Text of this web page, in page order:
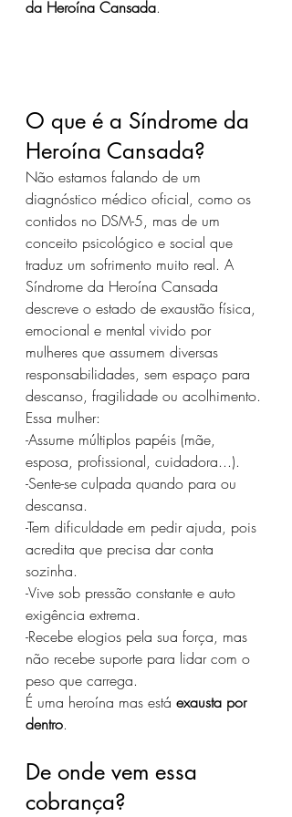
da Heroína Cansada.
O que é a Síndrome da
Heroína Cansada?
Não estamos falando de um
diagnóstico médico oficial, como os
contidos no DSM-5, mas de um
conceito psicológico e social que
traduz um sofrimento muito real. A
Síndrome da Heroína Cansada
descreve o estado de exaustão física,
emocional e mental vivido por
mulheres que assumem diversas
responsabilidades, sem espaço para
descanso, fragilidade ou acolhimento.
Essa mulher:
-Assume múltiplos papéis (mãe,
esposa, profissional, cuidadora...).
-Sente-se culpada quando para ou
descansa.
-Tem dificuldade em pedir ajuda, pois
acredita que precisa dar conta
sozinha.
-Vive sob pressão constante e auto
exigência extrema.
-Recebe elogios pela sua força, mas
não recebe suporte para lidar com o
peso que carrega.
É uma heroína mas está exausta por
dentro.
De onde vem essa
cobrança?